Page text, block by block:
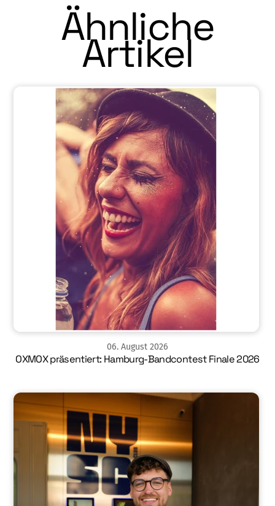
Ähnliche
Artikel
06. August 2026
OXMOX präsentiert: Hamburg-Bandcontest Finale 2026